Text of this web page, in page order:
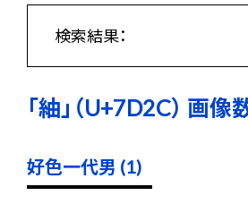
検索結果：
「紬」（U+7D2C） 画
好色一代男 (1)